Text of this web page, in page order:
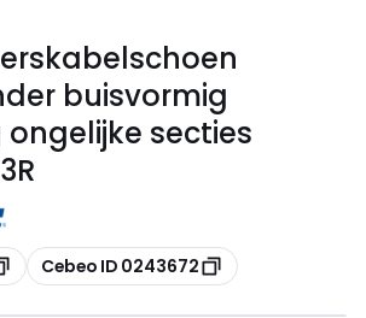
buisvormig
secties
Kopiëren
Cebeo ID 0243672